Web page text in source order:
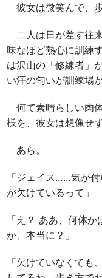
彼女は微笑んで、歩
二人は日が差す往
味なほど熱心に訓練
は沢山の「修練者」
い汗の匂いが訓練場
何て素晴らしい肉
様を、彼女は想像せ
あら。
「ジェイス……気が
が欠けているって」
「え？ ああ、何体
か、本当に？」
「欠けていなくても